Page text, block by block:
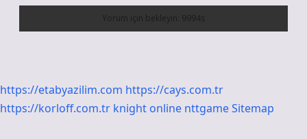
https://etabyazilim.com https://cays.com.tr
https://korloff.com.tr knight online nttgameSitemap